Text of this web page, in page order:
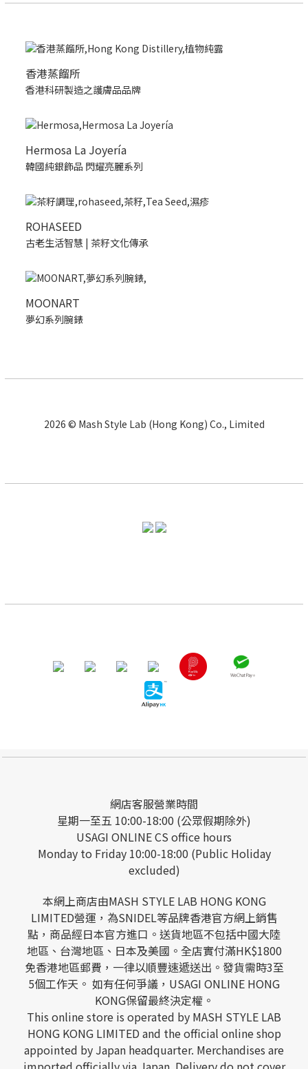
香港蒸餾所
香港科研製造之護膚品品牌
Hermosa La Joyería
韓國純銀飾品 閃耀亮麗系列
ROHASEED
古老生活智慧 | 茶籽文化傳承
MOONART
夢幻系列腕錶
2026 © Mash Style Lab (Hong Kong) Co., Limited
網店客服營業時間
星期一至五 10:00-18:00 (公眾假期除外)
USAGI ONLINE CS office hours
Monday to Friday 10:00-18:00 (Public Holiday
excluded)
本網上商店由MASH STYLE LAB HONG KONG
LIMITED營運，為SNIDEL等品牌香港官方網上銷售
點，商品經日本官方進口。送貨地區不包括中國大陸
地區、台灣地區、日本及美國。全店實付滿HK$1800
免香港地區郵費，一律以順豐速遞送出。發貨需時3至
5個工作天。 如有任何爭議，USAGI ONLINE HONG
KONG保留最終決定權。
This online store is operated by MASH STYLE LAB
HONG KONG LIMITED and the official online shop
appointed by Japan headquarter. Merchandises are